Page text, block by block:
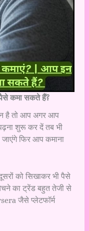
कमा सकते हैं?
है तो आप अगर आप
शुरू कर दें तब भी
फिर आप कमाना
को सिखाकर भी पैसे
का ट्रेंड बहुत तेजी से
जैसे प्लेटफॉर्म